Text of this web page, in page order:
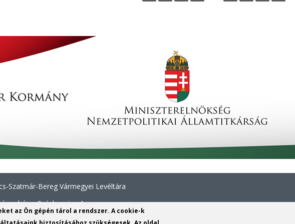
Szatmár-Bereg Vármegyei Levéltára
Széchenyi u. 4.
414 313
az Ön gépén tárol a rendszer. A cookie-k